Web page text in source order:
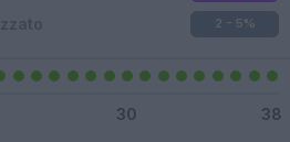
2 - 5%